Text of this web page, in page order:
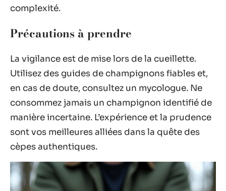
complexité.
Précautions à prendre
La vigilance est de mise lors de la cueillette.
Utilisez des guides de champignons fiables et,
en cas de doute, consultez un mycologue. Ne
consommez jamais un champignon identifié de
manière incertaine. L’expérience et la prudence
sont vos meilleures alliées dans la quête des
cèpes authentiques.